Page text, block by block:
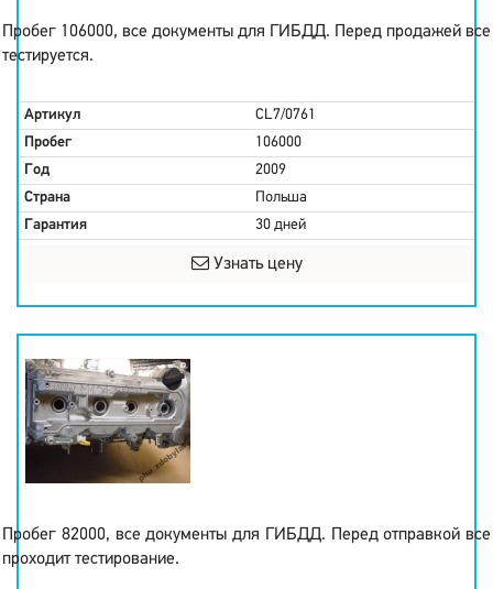
Пробег 106000, все документы для ГИБДД. Перед продажей все
тестируется.
Артикул
CL7/0761
Пробег
106000
Год
2009
Страна
Польша
Гарантия
30 дней
Узнать цену
Пробег 82000, все документы для ГИБДД. Перед отправкой все
проходит тестирование.